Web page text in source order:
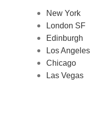
New York
London SF
Edinburgh
Los Angeles
Chicago
Las Vegas